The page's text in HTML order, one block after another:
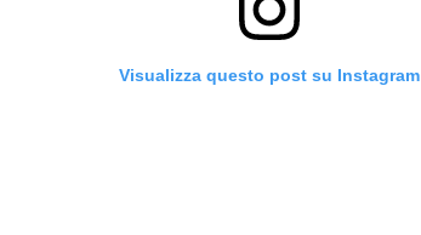
Visualizza questo post su Instagram